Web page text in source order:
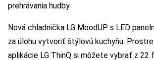
prehrávania hudby.
Nová chladnička LG MoodUP s LED
za úlohu vytvoriť štýlovú kuchyňu.
aplikácie LG ThinQ si môžete vybrať z 22